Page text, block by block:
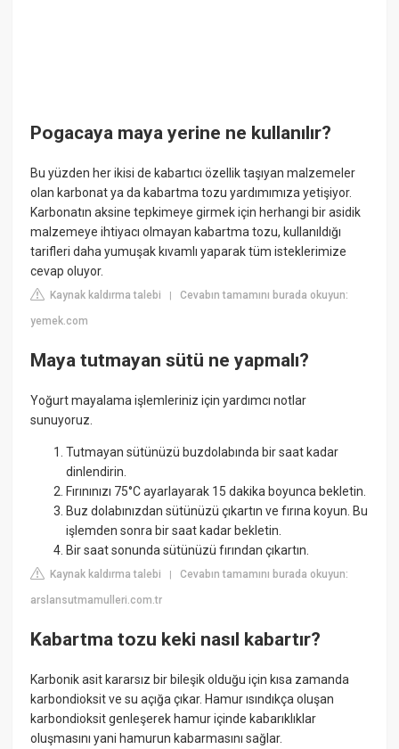
Pogacaya maya yerine ne kullanılır?
Bu yüzden her ikisi de kabartıcı özellik taşıyan malzemeler
olan karbonat ya da kabartma tozu yardımımıza yetişiyor.
Karbonatın aksine tepkimeye girmek için herhangi bir asidik
malzemeye ihtiyacı olmayan kabartma tozu, kullanıldığı
tarifleri daha yumuşak kıvamlı yaparak tüm isteklerimize
cevap oluyor.
Kaynak kaldırma talebi |Cevabın tamamını burada okuyun:
yemek.com
Maya tutmayan sütü ne yapmalı?
Yoğurt mayalama işlemleriniz için yardımcı notlar
sunuyoruz.
Tutmayan sütünüzü buzdolabında bir saat kadar
dinlendirin.
Fırınınızı 75°C ayarlayarak 15 dakika boyunca bekletin.
Buz dolabınızdan sütünüzü çıkartın ve fırına koyun. Bu
işlemden sonra bir saat kadar bekletin.
Bir saat sonunda sütünüzü fırından çıkartın.
Kaynak kaldırma talebi |Cevabın tamamını burada okuyun:
arslansutmamulleri.com.tr
Kabartma tozu keki nasıl kabartır?
Karbonik asit kararsız bir bileşik olduğu için kısa zamanda
karbondioksit ve su açığa çıkar. Hamur ısındıkça oluşan
karbondioksit genleşerek hamur içinde kabarıklıklar
oluşmasını yani hamurun kabarmasını sağlar.